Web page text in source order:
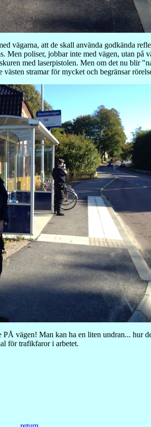
vägarna, att de skall använda godkända
Men poliser, jobbar inte med vägen, utan på
med laserpistolen. Men om det nu blir
stramar för mycket och begränsar
vägen! Man kan ha en liten undran... hur
för trafikfaror i arbetet.